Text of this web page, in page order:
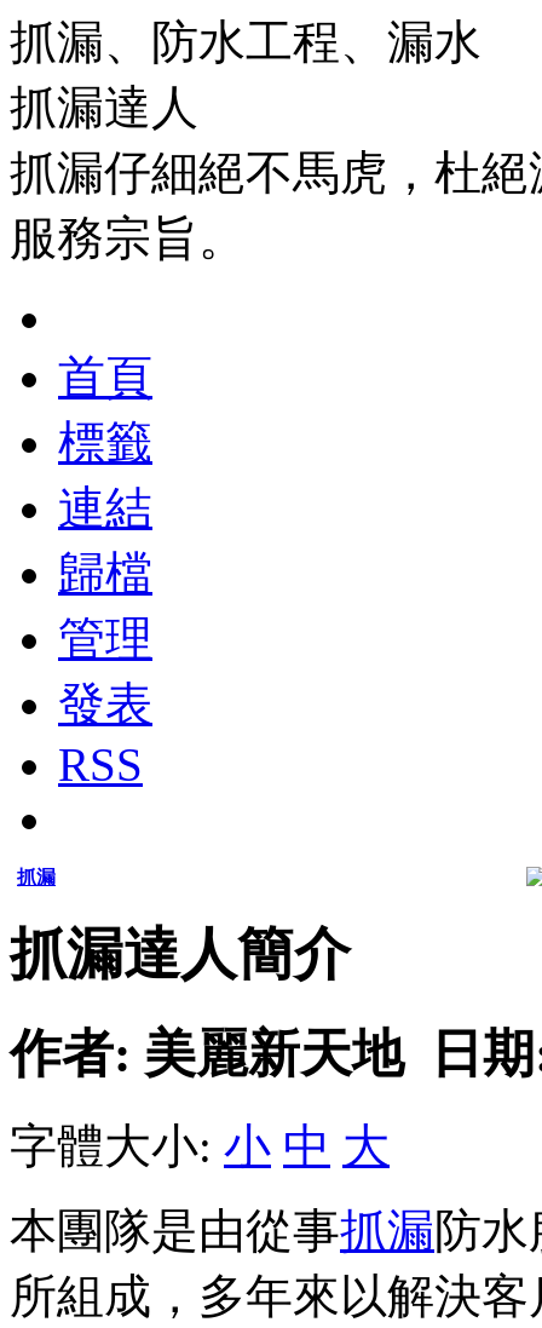
抓漏、防水工程、漏水
抓漏達人
抓漏仔細絕不馬虎，杜
服務宗旨。
首頁
標籤
連結
歸檔
管理
發表
RSS
抓漏
抓漏達人簡介
作者: 美麗新天地 日期
字體大小: 小 中 大
本團隊是由從事抓漏防
所組成，多年來以解決